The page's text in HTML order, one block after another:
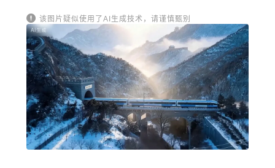
该图片疑似使用了AI生成技术，请谨慎甄别